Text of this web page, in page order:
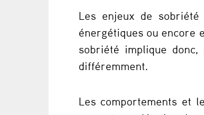
d
e
v
i
Les enjeux de sobriété
énergétiques ou encore
sobriété implique
différemment.
Les comportements et